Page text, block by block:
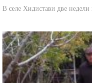
В селе Хидистави две недели